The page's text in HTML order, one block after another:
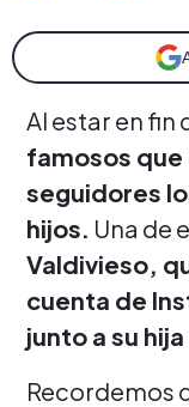
Al estar en fin
famosos
seguidores
hijos. Una de
Valdivieso,
cuenta de
junto a su
Recordemos